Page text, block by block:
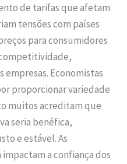
de tarifas que afetam
tensões com países
para consumidores
Economistas
proporcionar variedade
muitos acreditam que
seria benéfica,
e estável. As
a confiança dos